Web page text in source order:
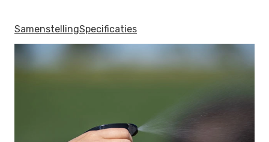
SamenstellingSpecificaties